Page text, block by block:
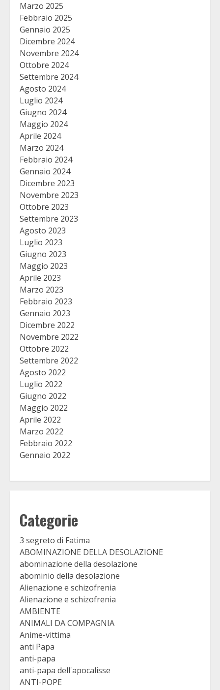
Marzo 2025
Febbraio 2025
Gennaio 2025
Dicembre 2024
Novembre 2024
Ottobre 2024
Settembre 2024
Agosto 2024
Luglio 2024
Giugno 2024
Maggio 2024
Aprile 2024
Marzo 2024
Febbraio 2024
Gennaio 2024
Dicembre 2023
Novembre 2023
Ottobre 2023
Settembre 2023
Agosto 2023
Luglio 2023
Giugno 2023
Maggio 2023
Aprile 2023
Marzo 2023
Febbraio 2023
Gennaio 2023
Dicembre 2022
Novembre 2022
Ottobre 2022
Settembre 2022
Agosto 2022
Luglio 2022
Giugno 2022
Maggio 2022
Aprile 2022
Marzo 2022
Febbraio 2022
Gennaio 2022
Categorie
3 segreto di Fatima
ABOMINAZIONE DELLA DESOLAZIONE
abominazione della desolazione
abominio della desolazione
Alienazione e schizofrenia
Alienazione e schizofrenia
AMBIENTE
ANIMALI DA COMPAGNIA
Anime-vittima
anti Papa
anti-papa
anti-papa dell'apocalisse
ANTI-POPE